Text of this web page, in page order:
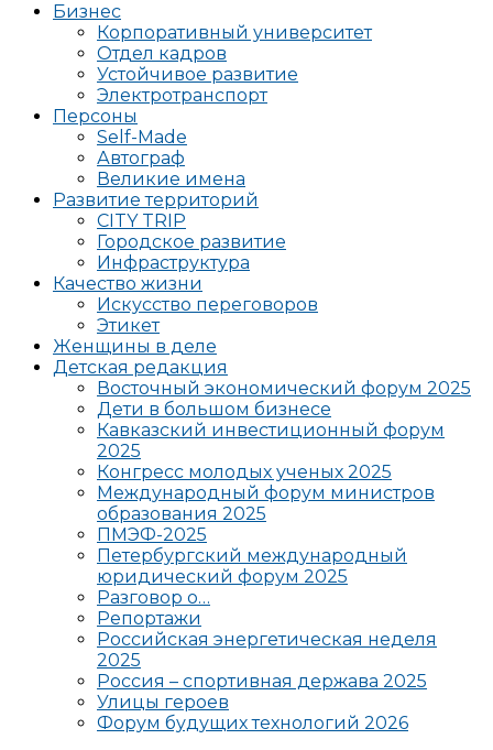
Бизнес
Корпоративный университет
Отдел кадров
Устойчивое развитие
Электротранспорт
Персоны
Self-Made
Автограф
Великие имена
Развитие территорий
CITY TRIP
Городское развитие
Инфраструктура
Качество жизни
Искусство переговоров
Этикет
Женщины в деле
Детская редакция
Восточный экономический форум 2025
Дети в большом бизнесе
Кавказский инвестиционный форум
2025
Конгресс молодых ученых 2025
Международный форум министров
образования 2025
ПМЭФ-2025
Петербургский международный
юридический форум 2025
Разговор о…
Репортажи
Российская энергетическая неделя
2025
Россия – спортивная держава 2025
Улицы героев
Форум будущих технологий 2026